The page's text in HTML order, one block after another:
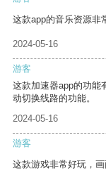
这款app的音乐资源非
2024-05-16
游客
这款加速器app的功能
动切换线路的功能。
2024-05-16
游客
这款游戏非常好玩，画